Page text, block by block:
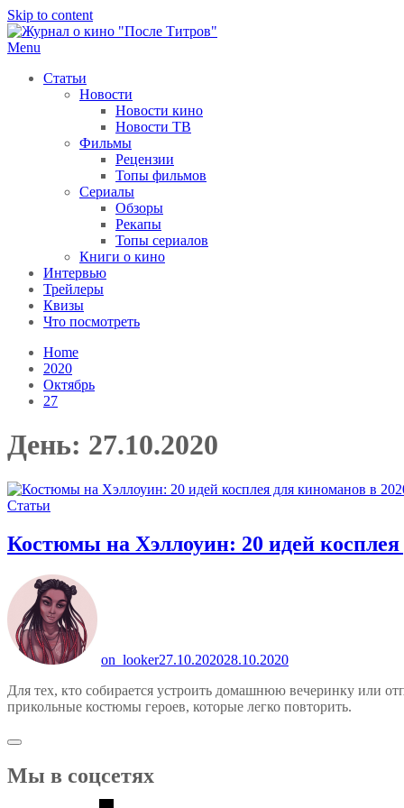
Skip to content
Menu
Статьи
Новости
Новости кино
Новости ТВ
Фильмы
Рецензии
Топы фильмов
Сериалы
Обзоры
Рекапы
Топы сериалов
Книги о кино
Интервью
Трейлеры
Квизы
Что посмотреть
Home
2020
Октябрь
27
День: 27.10.2020
Статьи
Костюмы на Хэллоуин: 20 идей косплея
on_looker27.10.202028.10.2020
Для тех, кто собирается устроить домашнюю вечеринку или
прикольные костюмы героев, которые легко повторить.
Мы в соцсетях